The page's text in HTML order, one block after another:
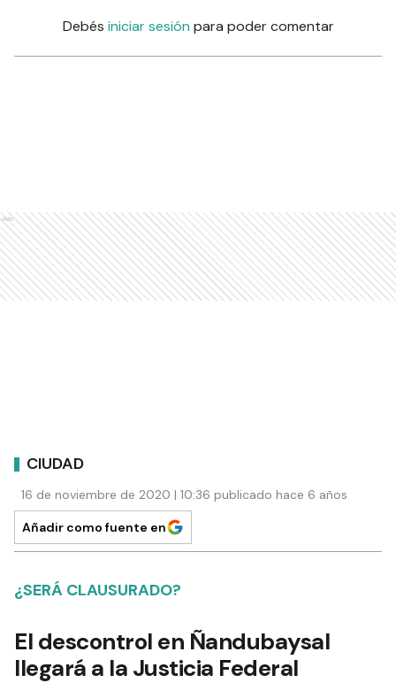
Debés iniciar sesión para poder comentar
Ads
CIUDAD
16 de noviembre de 2020 | 10:36 publicado hace 6 años
Añadir como fuente en
¿SERÁ CLAUSURADO?
El descontrol en Ñandubaysal
llegará a la Justicia Federal